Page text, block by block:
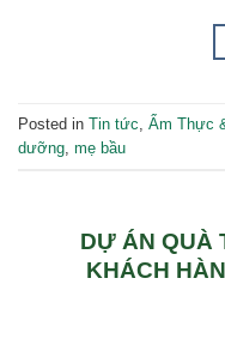
Posted in Tin tức Ẩm Thực
dưỡng mẹ bầu
DỰ ÁN QUÀ
KHÁCH